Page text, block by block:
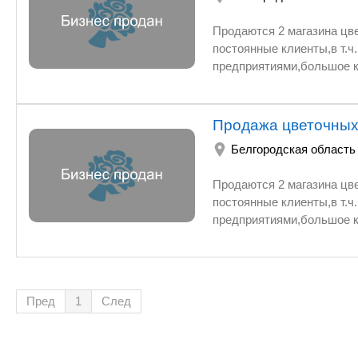
Продаются 2 магазина цветов, расположенные
постоянные клиенты,в
предприятиями,большое
Продажа
Белгородская область
Продаются 2 магазина цветов, расположенные
постоянные клиенты,в
предприятиями,большое
Пред 1 След